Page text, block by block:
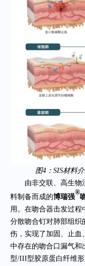
图4：SIS材料
由非交联、高生物
料制备而成的博瑞强
®
用。在吻合器击发过
分散吻合钉对肺部组织
伤，实现了加固、止血
中存在的吻合口漏气和
型/III型胶原蛋白纤维